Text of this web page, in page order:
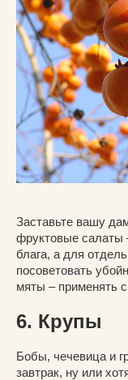
Заставьте вашу
фруктовые салаты
блага, а для
посоветовать
мяты – применять
6. Крупы
Бобы, чечевица и
завтрак, ну или